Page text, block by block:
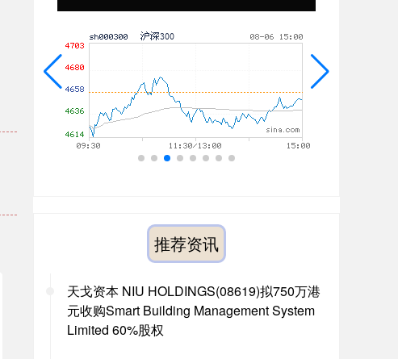
推荐资讯
天戈资本 NIU HOLDINGS(08619)拟750万港
元收购Smart Building Management System
Limited 60%股权